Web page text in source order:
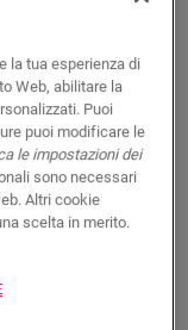
la tua esperienza di
Web, abilitare la
Puoi
puoi modificare le
le impostazioni dei
sono necessari
Altri cookie
scelta in merito.